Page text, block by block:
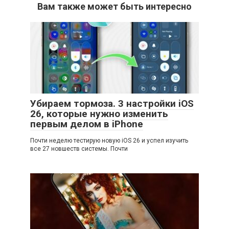
Вам также может быть интересно
Убираем тормоза. 3 настройки iOS
26, которые нужно изменить
первым делом в iPhone
Почти неделю тестирую новую iOS 26 и успел изучить
все 27 новшеств системы. Почти